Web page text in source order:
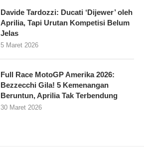
Davide Tardozzi: Ducati ‘Dijewer’ oleh
Aprilia, Tapi Urutan Kompetisi Belum
Jelas
5 Maret 2026
Full Race MotoGP Amerika 2026:
Bezzecchi Gila! 5 Kemenangan
Beruntun, Aprilia Tak Terbendung
30 Maret 2026